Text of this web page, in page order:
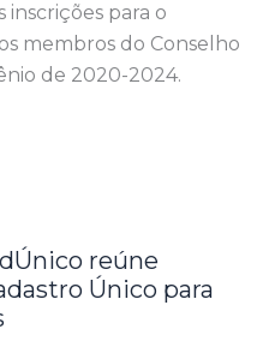
inscrições para o
membros do Conselho
de 2020-2024.
reúne
Único para